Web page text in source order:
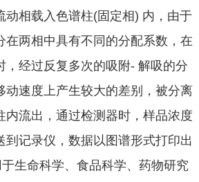
动相载入色谱柱(固定相) 内，由于
在两相中具有不同的分配系数，在
，经过反复多次的吸附- 解吸的分
动速度上产生较大的差别，被分离
内流出，通过检测器时，样品浓度
到记录仪，数据以图谱形式打印出
生命科学、食品科学、药物研究